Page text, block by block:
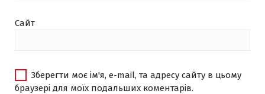
Сайт
Зберегти моє ім'я, e-mail, та адресу сайту в цьому
браузері для моїх подальших коментарів.